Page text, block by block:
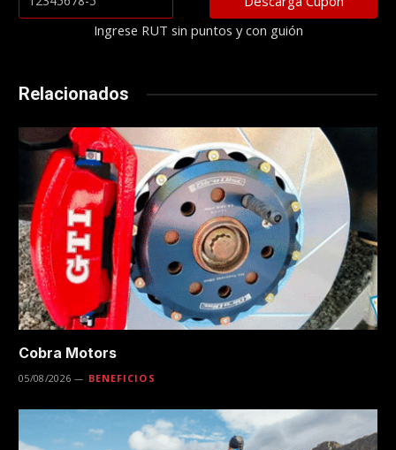
Ingrese RUT sin puntos y con guión
Relacionados
Cobra Motors
05/08/2026 BENEFICIOS